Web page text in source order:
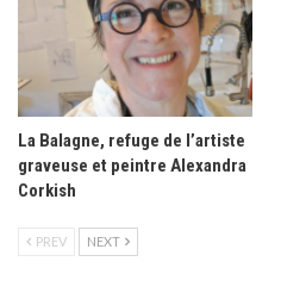
La Balagne, refuge de l’artiste
graveuse et peintre Alexandra
Corkish
PREV NEXT